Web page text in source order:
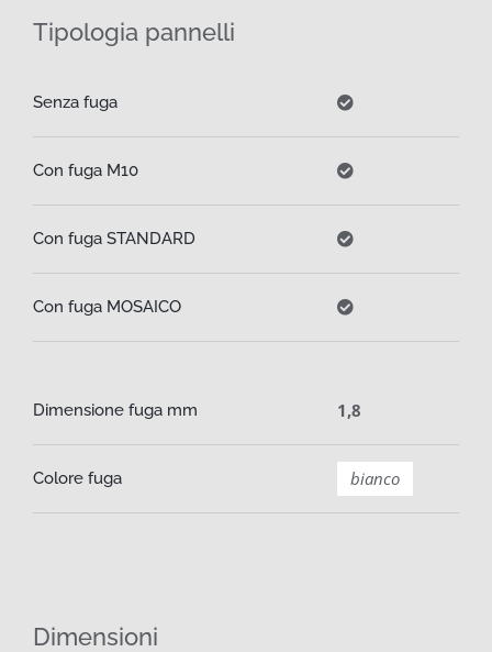
Tipologia pannelli
Senza fuga
Con fuga M10
Con fuga STANDARD
Con fuga MOSAICO
Dimensione fuga mm 1,8
Colore fuga bianco
Dimensioni